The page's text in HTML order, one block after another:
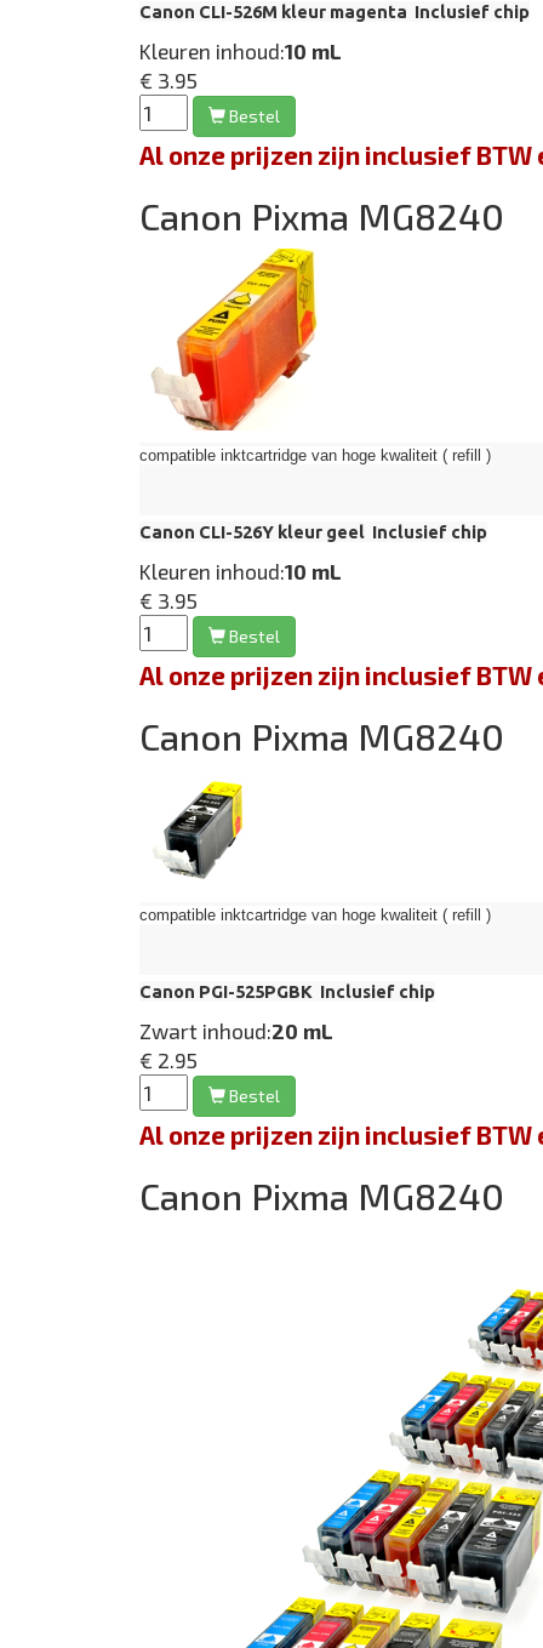
Canon CLI-526M kleur magenta Inclusief chip
Kleuren inhoud:10 mL
€ 3.95
Bestel
Al onze prijzen zijn inclusief
Canon Pixma MG8240
compatible inktcartridge van hoge kwaliteit ( refill )
Canon CLI-526Y kleur geel Inclusief chip
Kleuren inhoud:10 mL
€ 3.95
Bestel
Al onze prijzen zijn inclusief
Canon Pixma MG8240
compatible inktcartridge van hoge kwaliteit ( refill )
Canon PGI-525PGBK Inclusief chip
Zwart inhoud:20 mL
€ 2.95
Bestel
Al onze prijzen zijn inclusief
Canon Pixma MG8240